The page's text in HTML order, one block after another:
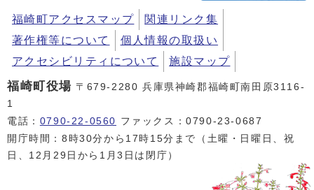
福崎町アクセスマップ
関連リンク集
著作権等について
個人情報の取扱い
アクセシビリティについて
施設マップ
福崎町役場 〒679-2280 兵庫県神崎郡福崎町南田原3116-
1
電話： 0790-22-0560 ファックス：0790-23-0687
開庁時間：8時30分から17時15分まで（土曜・日曜日、祝
日、12月29日から1月3日は閉庁）